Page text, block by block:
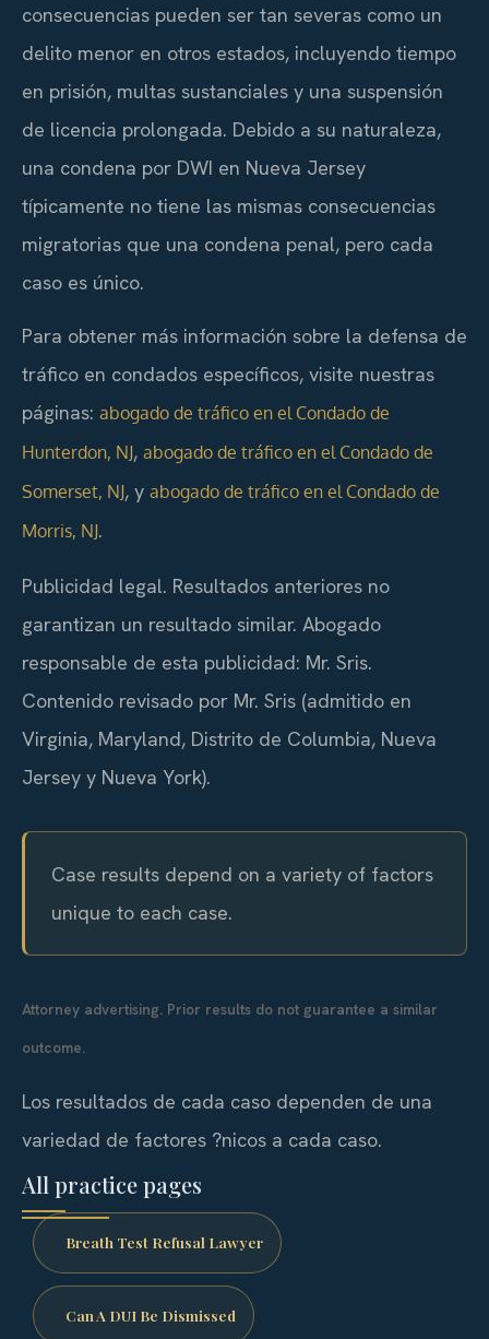
consecuencias pueden ser tan severas como un
delito menor en otros estados, incluyendo tiempo
en prisión, multas sustanciales y una suspensión
de licencia prolongada. Debido a su naturaleza,
una condena por DWI en Nueva Jersey
típicamente no tiene las mismas consecuencias
migratorias que una condena penal, pero cada
caso es único.
Para obtener más información sobre la defensa de
tráfico en condados específicos, visite nuestras
páginas: abogado de tráfico en el Condado de
Hunterdon, NJ, abogado de tráfico en el Condado de
Somerset, NJ, y abogado de tráfico en el Condado de
Morris, NJ.
Publicidad legal. Resultados anteriores no
garantizan un resultado similar. Abogado
responsable de esta publicidad: Mr. Sris.
Contenido revisado por Mr. Sris (admitido en
Virginia, Maryland, Distrito de Columbia, Nueva
Jersey y Nueva York).
Case results depend on a variety of factors
unique to each case.
Attorney advertising. Prior results do not guarantee a similar
outcome.
Los resultados de cada caso dependen de una
variedad de factores ?nicos a cada caso.
All practice pages
Breath Test Refusal Lawyer
Can A DUI Be Dismissed